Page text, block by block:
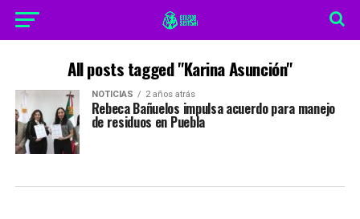
All posts tagged "Karina Asunción"
NOTICIAS 2 años atrás
Rebeca Bañuelos impulsa acuerdo para manejo
de residuos en Puebla